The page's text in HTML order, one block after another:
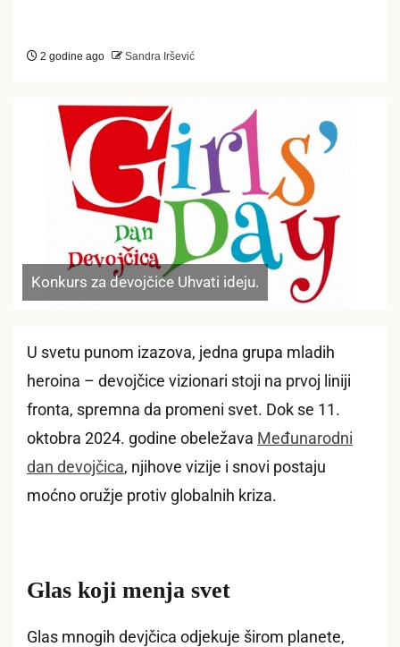
2 godine ago Sandra Iršević
Konkurs za devojčice Uhvati ideju.
U svetu punom izazova, jedna grupa mladih
heroina – devojčice vizionari stoji na prvoj liniji
fronta, spremna da promeni svet. Dok se 11.
oktobra 2024. godine obeležava Međunarodni
dan devojčica, njihove vizije i snovi postaju
moćno oružje protiv globalnih kriza.
Glas koji menja svet
Glas mnogih devjčica odjekuje širom planete,